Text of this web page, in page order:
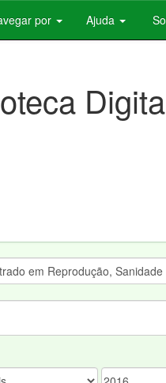
por Ajuda